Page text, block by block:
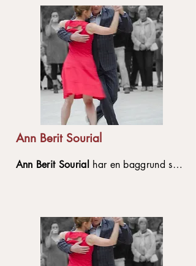
fokus på at udforske musikalitet og
udtryk, der gavner bevægelse og
kommunikation. Hendes styrke ligger i
at skabe tryghed og hjælpe deltagerne
med at give slip på præstationen og i
stedet finde glæde, kontakt og
naturligt flow i bevægelsen.
Ann Berit Sourial
Ann Berit Sourial har en baggrund som
vægt på teknik, kropsholdning og
samspillet med partneren, både i
forhold til den særlige forbindelse, man
har i tango og i forhold til legen i